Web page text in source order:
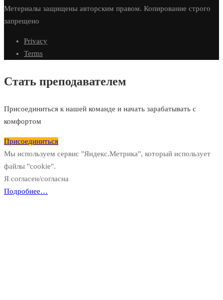
Метериалы защищены авторским правом. Копирование строго
запрещено
Privacy
Terms
Стать преподавателем
Присоединиться к нашей команде и начать зарабатывать с
комфортом
Присоединиться
Мы используем сервис "Яндекс.Метрика", который использует
файлы "cookie".
Я согласен/согласна
Подробнее…